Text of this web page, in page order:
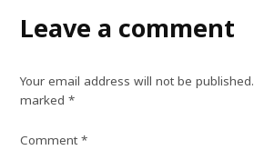
Leave a comment
Your email address will not be published.
marked*
Comment*